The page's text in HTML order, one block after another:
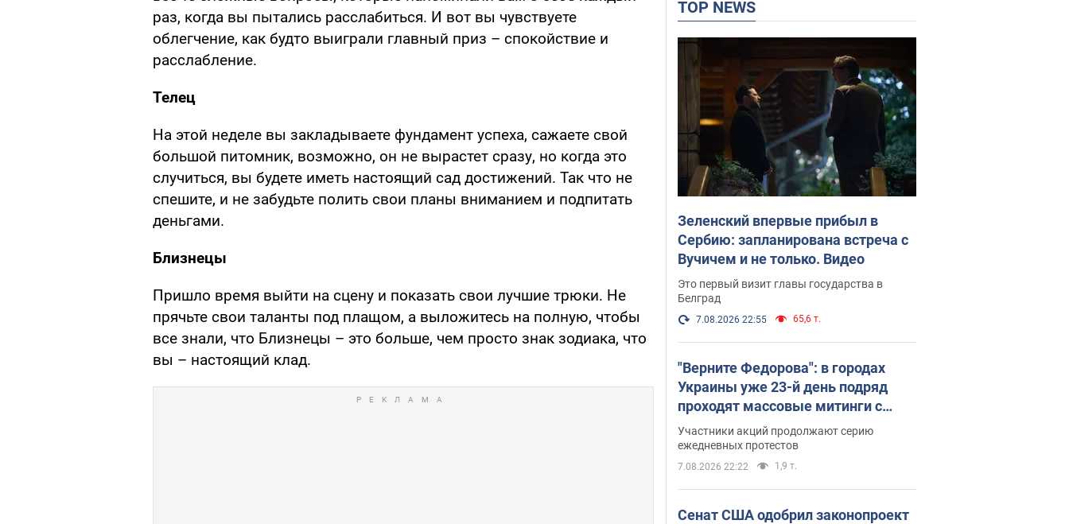
раз, когда вы пытались расслабиться. И вот вы чувствуете
облегчение, как будто выиграли главный приз – спокойствие и
расслабление.
Телец
На этой неделе вы закладываете фундамент успеха, сажаете свой
большой питомник, возможно, он не вырастет сразу, но когда это
случиться, вы будете иметь настоящий сад достижений. Так что не
спешите, и не забудьте полить свои планы вниманием и подпитать
деньгами.
Близнецы
Пришло время выйти на сцену и показать свои лучшие трюки. Не
прячьте свои таланты под плащом, а выложитесь на полную, чтобы
все знали, что Близнецы – это больше, чем просто знак зодиака, что
вы – настоящий клад.
TOP NEWS
Зеленский впервые прибыл в
Сербию: запланирована встреча с
Вучичем и не только. Видео
Это первый визит главы государства в
Белград
7.08.2026 22:55 65,6 т.
"Верните Федорова": в городах
Украины уже 23-й день подряд
проходят массовые митинги с
плакатами. Фото и видео
Участники акций продолжают серию
ежедневных протестов
7.08.2026 22:22 1,9 т.
Сенат США одобрил законопроект